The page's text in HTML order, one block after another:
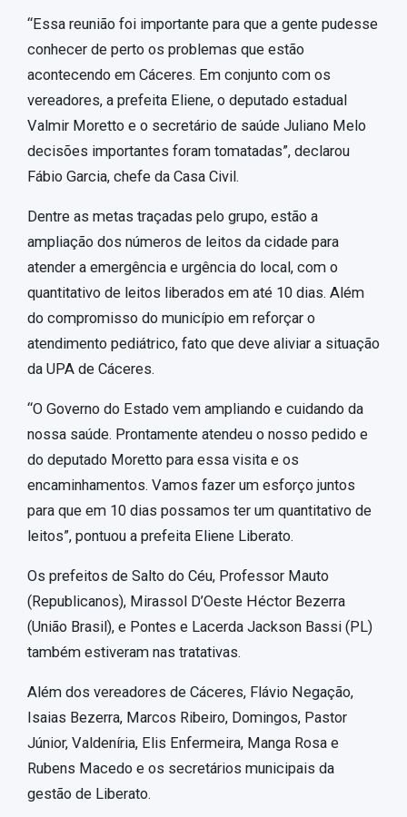
“Essa reunião foi importante para que a gente pudesse
conhecer de perto os problemas que estão
acontecendo em Cáceres. Em conjunto com os
vereadores, a prefeita Eliene, o deputado estadual
Valmir Moretto e o secretário de saúde Juliano Melo
decisões importantes foram tomatadas”, declarou
Fábio Garcia, chefe da Casa Civil.
Dentre as metas traçadas pelo grupo, estão a
ampliação dos números de leitos da cidade para
atender a emergência e urgência do local, com o
quantitativo de leitos liberados em até 10 dias. Além
do compromisso do município em reforçar o
atendimento pediátrico, fato que deve aliviar a situação
da UPA de Cáceres.
“O Governo do Estado vem ampliando e cuidando da
nossa saúde. Prontamente atendeu o nosso pedido e
do deputado Moretto para essa visita e os
encaminhamentos. Vamos fazer um esforço juntos
para que em 10 dias possamos ter um quantitativo de
leitos”, pontuou a prefeita Eliene Liberato.
Os prefeitos de Salto do Céu, Professor Mauto
(Republicanos), Mirassol D’Oeste Héctor Bezerra
(União Brasil), e Pontes e Lacerda Jackson Bassi (PL)
também estiveram nas tratativas.
Além dos vereadores de Cáceres, Flávio Negação,
Isaias Bezerra, Marcos Ribeiro, Domingos, Pastor
Júnior, Valdeníria, Elis Enfermeira, Manga Rosa e
Rubens Macedo e os secretários municipais da
gestão de Liberato.